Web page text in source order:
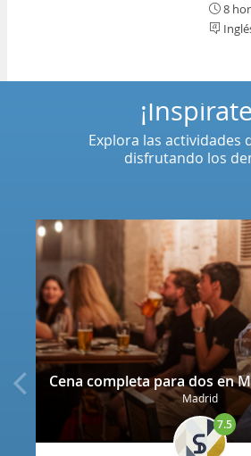
8
Madrid
7.5
Explora las actividades
disfrutando los